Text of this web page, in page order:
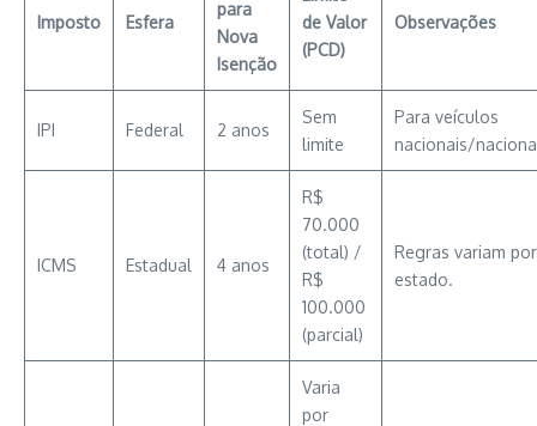
Imposto Esfera
para
Nova
Isenção
de Valor
(PCD)
Observações
IPI Federal 2 anos
Sem
limite
Para veículos
nacionais/
ICMS Estadual 4 anos
R$
70.000
(total) /
R$
100.000
(parcial)
Regras variam por
estado.
Varia
por